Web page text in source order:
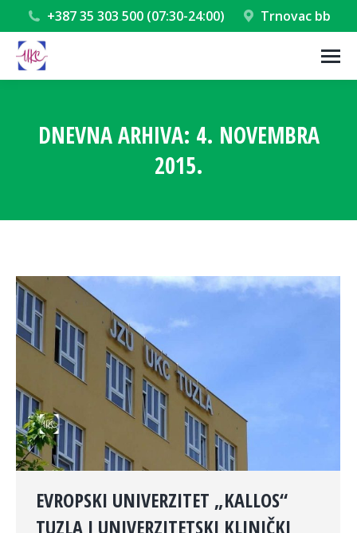
+387 35 303 500 (07:30-24:00) Trnovac bb
DNEVNA ARHIVA: 4. NOVEMBRA
2015.
EVROPSKI UNIVERZITET „KALLOS“
TUZLA I UNIVERZITETSKI KLINIČKI